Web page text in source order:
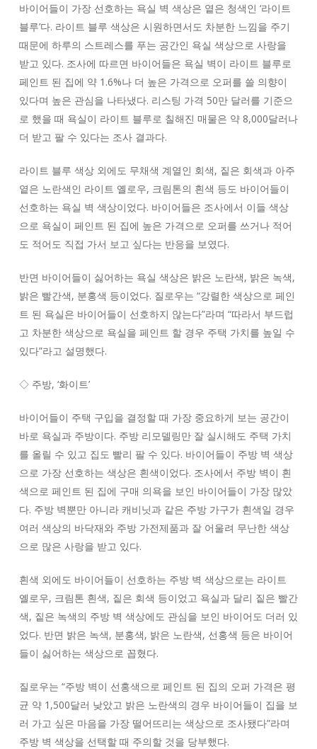
바이어들이 가장 선호하는 욕실 벽 색상은 옅은 청색인 ‘라이트
블루’다. 라이트 블루 색상은 시원하면서도 차분한 느낌을 주기
때문에 하루의 스트레스를 푸는 공간인 욕실 색상으로 사랑을
받고 있다. 조사에 따르면 바이어들은 욕실 벽이 라이트 블루로
페인트 된 집에 약 1.6%나 더 높은 가격으로 오퍼를 쓸 의향이
있다며 높은 관심을 나타냈다. 리스팅 가격 50만 달러를 기준으
로 했을 때 욕실이 라이트 블루로 칠해진 매물은 약 8,000달러나
더 받고 팔 수 있다는 조사 결과다.
라이트 블루 색상 외에도 무채색 계열인 회색, 짙은 회색과 아주
옅은 노란색인 라이트 옐로우, 크림톤의 흰색 등도 바이어들이
선호하는 욕실 벽 색상이었다. 바이어들은 조사에서 이들 색상
으로 욕실이 페인트 된 집에 높은 가격으로 오퍼를 쓰거나 적어
도 적어도 직접 가서 보고 싶다는 반응을 보였다.
반면 바이어들이 싫어하는 욕실 색상은 밝은 노란색, 밝은 녹색,
밝은 빨간색, 분홍색 등이었다. 질로우는 “강렬한 색상으로 페인
트 된 욕실은 바이어들이 선호하지 않는다”라며 “따라서 부드럽
고 차분한 색상으로 욕실을 페인트 할 경우 주택 가치를 높일 수
있다”라고 설명했다.
◇ 주방, ‘화이트’
바이어들이 주택 구입을 결정할 때 가장 중요하게 보는 공간이
바로 욕실과 주방이다. 주방 리모델링만 잘 실시해도 주택 가치
를 올릴 수 있고 집도 빨리 팔 수 있다. 바이어들이 주방 벽 색상
으로 가장 선호하는 색상은 흰색이었다. 조사에서 주방 벽이 흰
색으로 페인트 된 집에 구매 의욕을 보인 바이어들이 가장 많았
다. 주방 벽뿐만 아니라 캐비닛과 같은 주방 가구가 흰색일 경우
여러 색상의 바닥재와 주방 가전제품과 잘 어울려 무난한 색상
으로 많은 사랑을 받고 있다.
흰색 외에도 바이어들이 선호하는 주방 벽 색상으로는 라이트
옐로우, 크림톤 흰색, 짙은 회색 등이었고 욕실과 달리 짙은 빨간
색, 짙은 녹색의 주방 벽 색상에도 관심을 보인 바이어도 더러 있
었다. 반면 밝은 녹색, 분홍색, 밝은 노란색, 선홍색 등은 바이어
들이 싫어하는 색상으로 꼽혔다.
질로우는 “주방 벽이 선홍색으로 페인트 된 집의 오퍼 가격은 평
균 약 1,500달러 낮았고 밝은 노란색의 경우 바이어들이 집을 보
러 가고 싶은 마음을 가장 떨어뜨리는 색상으로 조사됐다”라며
주방 벽 색상을 선택할 때 주의할 것을 당부했다.